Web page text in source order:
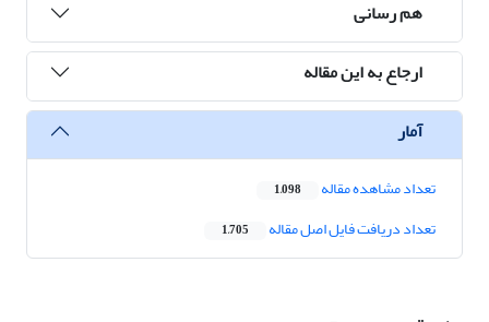
هم رسانی
ارجاع به این مقاله
آمار
تعداد مشاهده مقاله 1,098
تعداد دریافت فایل اصل مقاله 1,705